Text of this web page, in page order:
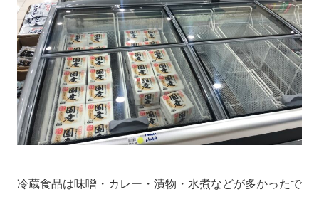
冷蔵食品は味噌・カレー・漬物・水煮などが多かったで